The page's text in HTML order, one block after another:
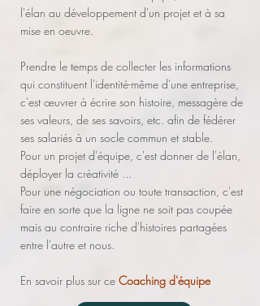
l'élan au développement d'un projet et à sa
mise en oeuvre.
Prendre le temps de collecter les informations
qui constituent l'identité-même d'une entreprise,
c'est œuvrer à écrire son histoire, messagère de
ses valeurs, de ses savoirs, etc. afin de fédérer
ses salariés à un socle commun et stable.
Pour un projet d'équipe, c'est donner de l'élan,
déployer la créativité ...
Pour une négociation ou toute transaction, c'est
faire en sorte que la ligne ne soit pas coupée
mais au contraire riche d'histoires partagées
entre l'autre et nous.
En savoir plus sur ce Coaching d'équipe